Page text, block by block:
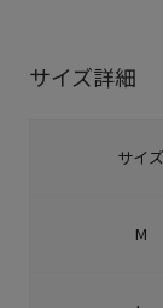
サイズ詳細
サイズ
M